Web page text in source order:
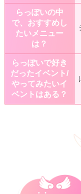
らっぽいの中
で、おすすめし
たいメニュー
は？
らっぽいで好き
だったイベント/
やってみたいイ
ベントはある？